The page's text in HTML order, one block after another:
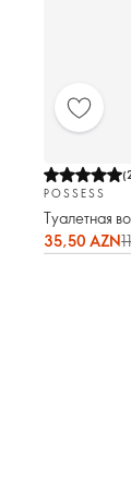
(
POSSESS
Туалетная
35,50 AZN